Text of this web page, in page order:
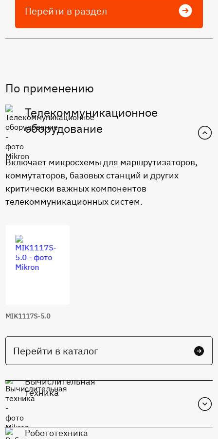
Перейти в раздел
По применению
Телекоммуникационное
оборудование
Включает микросхемы для маршрутизаторов,
коммутаторов, базовых станций и других
критически важных компонентов
телекоммуникационных систем.
MIK1117S-5.0
Перейти в каталог
Вычислительная
техника
Робототехника